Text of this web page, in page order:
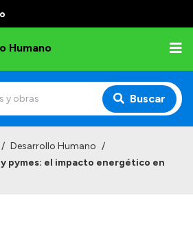
Humano
Buscar
/ Desarrollo Humano /
pymes: el impacto energético en